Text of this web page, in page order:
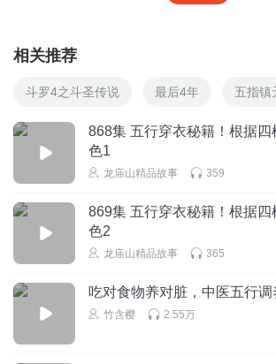
相关推荐
斗罗4之斗圣传说 最后4年 五指镇
868集 五行穿衣秘籍！根据四
色1
龙庙山精品故事 359
869集 五行穿衣秘籍！根据四
色2
龙庙山精品故事 365
吃对食物养对脏，中医五行
竹含樱 2.55万